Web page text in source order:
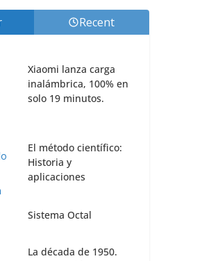
Recent
Xiaomi lanza carga
inalámbrica, 100% en
solo 19 minutos.
El método científico:
Historia y
aplicaciones
Sistema Octal
La década de 1950.